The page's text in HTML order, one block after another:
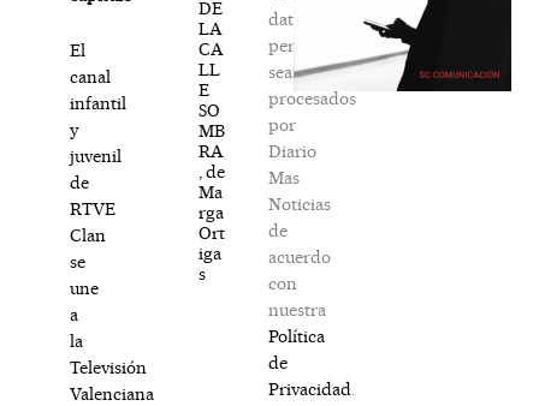
El
canal
infantil
y
juvenil
de
RTVE
Clan
se
une
a
la
Televisión
Valenciana
DE
LA
CA
LL
E
SO
MB
RA
, de
Ma
rga
Ort
iga
s
datos
personales
sean
procesados
por
Diario
Mas
Noticias
de
acuerdo
con
nuestra
Política
de
Privacidad